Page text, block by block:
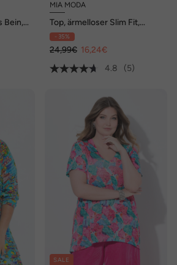
Bein,
MIA MODA
Top, ärmelloser Slim Fit,
Ziernieten, Spitze
- 35%
24,99€ 16,24€
4.8
(5)
SALE